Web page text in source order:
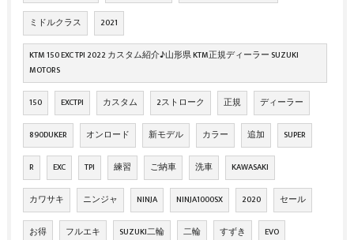
ミドルクラス 2021
KTM 150 EXC TPI 2022 カスタム紹介♪山形県 KTM正規ディーラー SUZUKI
MOTORS
150 EXCTPI カスタム 2ストローク 正規 ディーラー
890DUKER オンロード 新モデル カラー 追加 SUPER
R EXC TPI 練習 ご納車 洗車 KAWASAKI
カワサキ ニンジャ NINJA NINJA1000SX 2020 セール
お得 フルエキ SUZUKI二輪 二輪 すずき EVO